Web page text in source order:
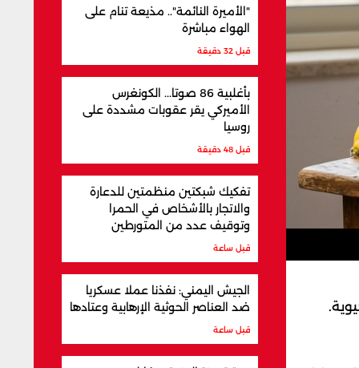
"الأميرة النائمة".. مذيعة تنام على
الهواء مباشرة
قبل 32 دقيقة
بأغلبية 86 صوتا... الكونغرس
الأميركي يقر عقوبات مشددة على
روسيا
قبل 48 دقيقة
تفكيك شبكتين منظمتين للدعارة
والاتجار بالأشخاص في الحمرا
وتوقيف عدد من المتورطين
قبل ساعة
الجيش اليمني: نفذنا عملا عسكريا
ضد العناصر الحوثية الإرهابية وعتادها
قبل ساعة